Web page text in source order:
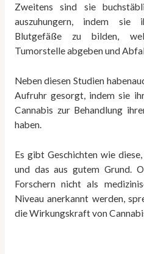
Zweitens sind sie
auszuhungern, indem sie
Blutgefäße zu bilden,
Tumorstelle abgeben und
Neben diesen Studien
Aufruhr gesorgt, indem sie
Cannabis zur Behandlung
haben.
Es gibt Geschichten wie
und das aus gutem Grund.
Forschern nicht als
Niveau anerkannt werden,
die Wirkungskraft von